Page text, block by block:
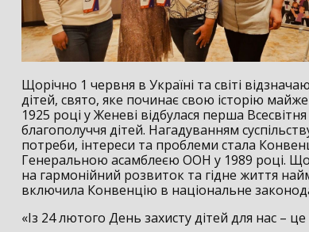
Щорічно 1 червня в Україні та світі
дітей, свято, яке починає свою історію
1925 році у Женеві відбулася перша
благополуччя дітей. Нагадуванням
потреби, інтереси та проблеми стала
Генеральною асамблеєю ООН у 1989 році.
на гармонійний розвиток та гідне життя
включила Конвенцію в національне
«Із 24 лютого День захисту дітей для нас –